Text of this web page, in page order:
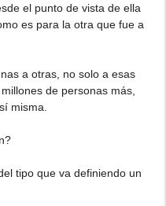
el punto de vista de ella
es para la otra que fue a
a otras, no solo a esas
de personas más,
misma.
tipo que va definiendo un